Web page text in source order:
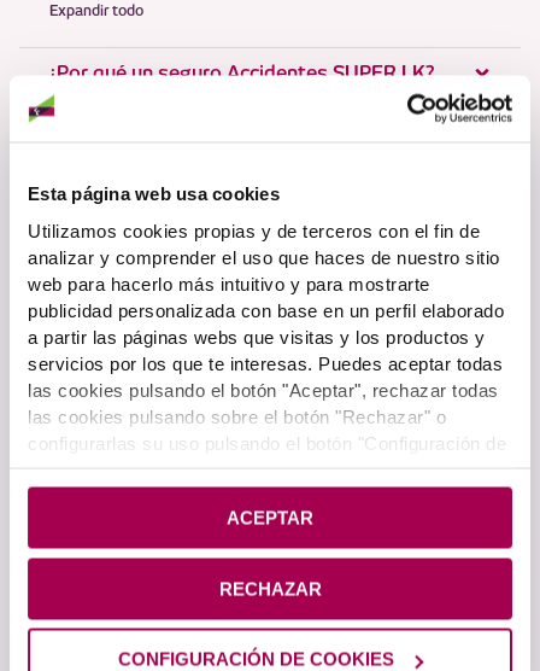
Esta página web usa cookies
Utilizamos cookies propias y de terceros con el fin de
analizar y comprender el uso que haces de nuestro sitio
web para hacerlo más intuitivo y para mostrarte
publicidad personalizada con base en un perfil elaborado
a partir las páginas webs que visitas y los productos y
servicios por los que te interesas. Puedes aceptar todas
las cookies pulsando el botón "Aceptar", rechazar todas
las cookies pulsando sobre el botón "Rechazar" o
configurarlas su uso pulsando el botón "Configuración de
de Cookies
ACEPTAR
CONFIGURACIÓN DE COOKIES
RECHAZAR
Expandir todo
¿Por qué un seguro Accidentes SUPER LK?
contratarlo?
¿Qué cubre la garantía de fractura de huesos?
¿Qué cubre la garantía de quemaduras?
¿Qué cubre la garantía de indemnización por
hospitalización?
¿Hasta dónde alcanza la cobertura de
¿Qué servicios incluye la asistencia a la vida
diaria y en qué supuestos?
¿Es obligatoria la contratación de la
cobertura de fallecimiento?